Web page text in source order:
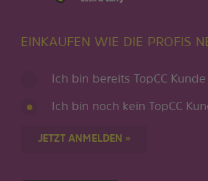
EINKAUFEN WIE DIE PROFIS
Ich bin bereits TopCC Kunde
Ich bin noch kein TopCC
JETZT ANMELDEN »